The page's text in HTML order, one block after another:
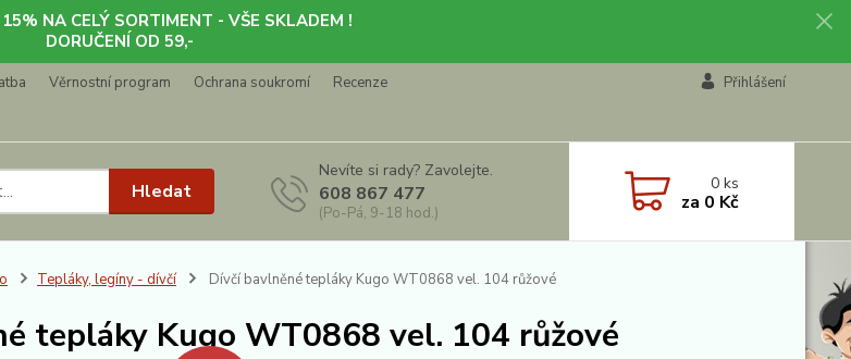
NA CELÝ SORTIMENT - VŠE SKLADEM !
DORUČENÍ OD 59,-
Věrnostní program Ochrana soukromí
Recenze
Přihlášení
Hledat
Nevíte si rady? Zavolejte.
608 867 477
(Po-Pá, 9-18 hod.)
0ks
za 0 Kč
Tepláky, legíny - dívčí Dívčí bavlněné tepláky Kugo WT0868 vel. 104 růžové
tepláky Kugo WT0868 vel. 104 růžové